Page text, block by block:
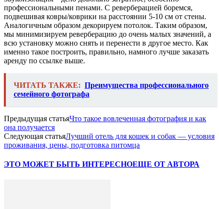
профессиональными пенами. С реверберацией боремся,
подвешивая ковры/коврики на расстоянии 5-10 см от стены.
Аналогичным образом декорируем потолок. Таким образом,
мы минимизируем реверберацию до очень малых значений, а
всю установку можно снять и перенести в другое место. Как
именно такое построить, правильно, намного лучше заказать
аренду по ссылке выше.
ЧИТАТЬ ТАКЖЕ: Преимущества профессионального
семейного фотографа
Предыдущая статьяЧто такое вовлеченная фотография и как
она получается
Следующая статьяЛучший отель для кошек и собак — условия
проживания, цены, подготовка питомца
ЭТО МОЖЕТ БЫТЬ ИНТЕРЕСНОЕЩЕ ОТ АВТОРА